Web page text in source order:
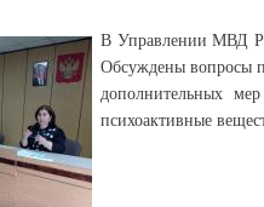
В Управлении МВД
Обсуждены вопросы
дополнительных
психоактивные